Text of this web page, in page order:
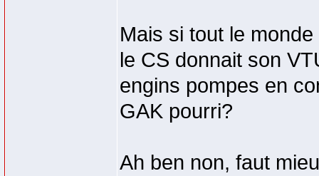
Mais si tout le
le CS donnait son
engins pompes en
GAK pourri?
Ah ben non, faut